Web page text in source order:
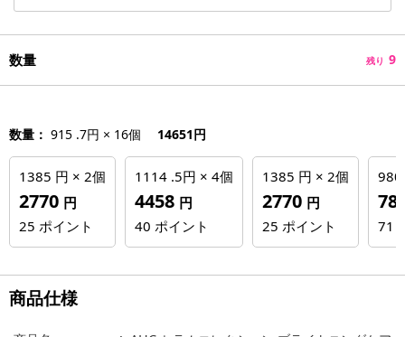
数量 残り 9
数量： 915 .7円 × 16個 14651円
1385 円 × 2個
2770 円
25 ポイント
1114 .5円 × 4個
4458 円
40 ポイント
1385 円 × 2個
2770 円
25 ポイント
980
71
商品仕様